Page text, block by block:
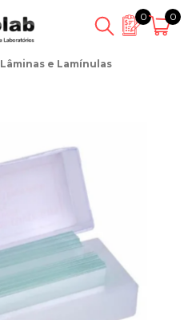
0 0
Lâminas e Lamínulas